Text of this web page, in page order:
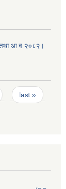
तथा आ व २०८२।
last »